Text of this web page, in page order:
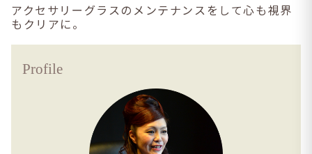
アクセサリーグラスのメンテナンスをして心も視界
もクリアに。
Profile